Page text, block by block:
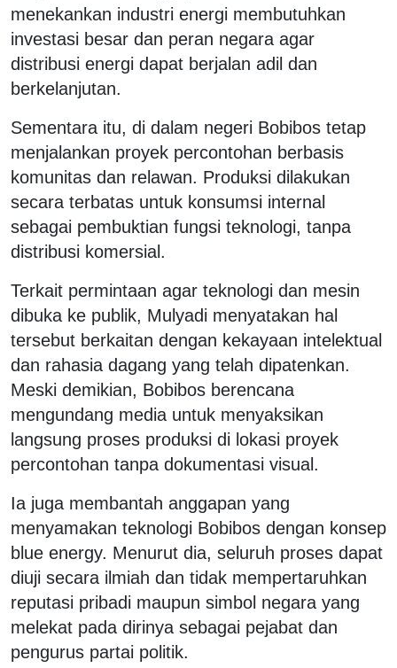
menekankan industri energi membutuhkan
investasi besar dan peran negara agar
distribusi energi dapat berjalan adil dan
berkelanjutan.
Sementara itu, di dalam negeri Bobibos tetap
menjalankan proyek percontohan berbasis
komunitas dan relawan. Produksi dilakukan
secara terbatas untuk konsumsi internal
sebagai pembuktian fungsi teknologi, tanpa
distribusi komersial.
Terkait permintaan agar teknologi dan mesin
dibuka ke publik, Mulyadi menyatakan hal
tersebut berkaitan dengan kekayaan intelektual
dan rahasia dagang yang telah dipatenkan.
Meski demikian, Bobibos berencana
mengundang media untuk menyaksikan
langsung proses produksi di lokasi proyek
percontohan tanpa dokumentasi visual.
Ia juga membantah anggapan yang
menyamakan teknologi Bobibos dengan konsep
blue energy. Menurut dia, seluruh proses dapat
diuji secara ilmiah dan tidak mempertaruhkan
reputasi pribadi maupun simbol negara yang
melekat pada dirinya sebagai pejabat dan
pengurus partai politik.